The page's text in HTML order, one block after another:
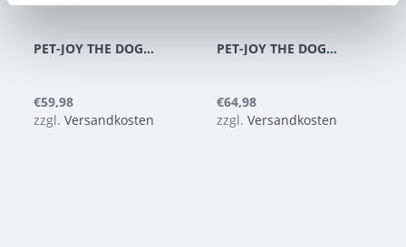
PET-JOY THE DOGGYWALKER LAUFLINIE DARK GREY
€59,98
zzgl. Versandkosten
PET-JOY THE DOGGYWALKER GLEITLINIE BROWN
€64,98
zzgl. Versandkosten